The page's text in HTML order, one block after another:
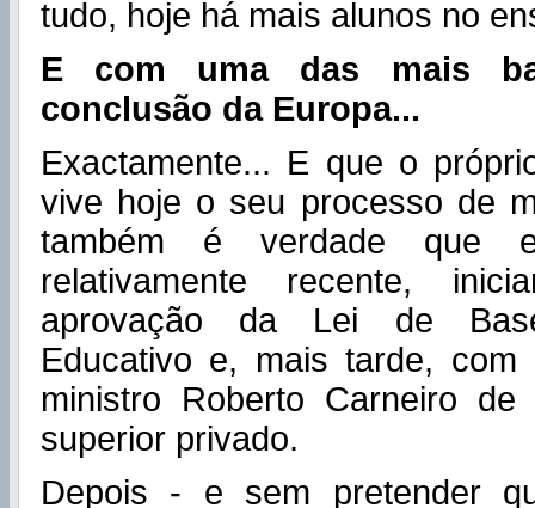
tudo, hoje há mais alunos no
E com uma das mais
conclusão da Europa...
Exactamente... E que o
vive hoje o seu processo de
também é verdade que
relativamente recente,
aprovação da Lei de
Educativo e, mais tarde,
ministro Roberto Carneiro
superior privado.
Depois - e sem pretender